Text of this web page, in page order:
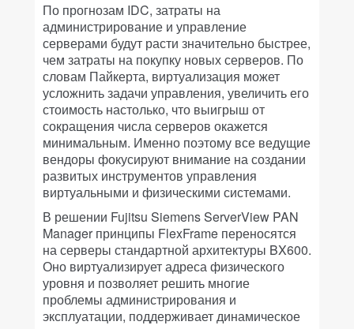
По прогнозам IDC, затраты на
администрирование и управление
серверами будут расти значительно быстрее,
чем затраты на покупку новых серверов. По
словам Пайкерта, виртуализация может
усложнить задачи управления, увеличить его
стоимость настолько, что выигрыш от
сокращения числа серверов окажется
минимальным. Именно поэтому все ведущие
вендоры фокусируют внимание на создании
развитых инструментов управления
виртуальными и физическими системами.
В решении Fujitsu Siemens ServerView PAN
Manager принципы FlexFrame переносятся
на серверы стандартной архитектуры BX600.
Оно виртуализирует адреса физического
уровня и позволяет решить многие
проблемы администрирования и
эксплуатации, поддерживает динамическое